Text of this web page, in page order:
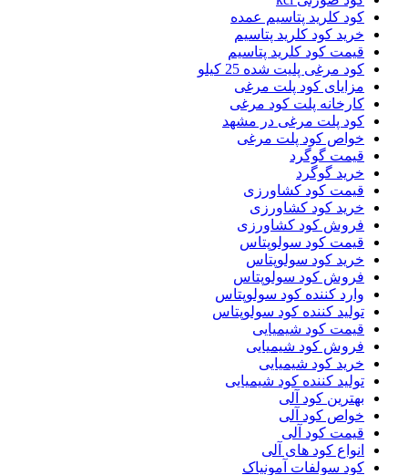
کود کلرید پتاسیم عمده
خرید کود کلرید پتاسیم
قیمت کود کلرید پتاسیم
کود مرغی پلیت شده 25 کیلو
مزایای کود پلت مرغی
کارخانه پلت کود مرغی
کود پلت مرغی در مشهد
خواص کود پلت مرغی
قیمت گوگرد
خرید گوگرد
قیمت کود کشاورزی
خرید کود کشاورزی
فروش کود کشاورزی
قیمت کود سولوپتاس
خرید کود سولوپتاس
فروش کود سولوپتاس
وارد کننده کود سولوپتاس
تولید کننده کود سولوپتاس
قیمت کود شیمیایی
فروش کود شیمیایی
خرید کود شیمیایی
تولید کننده کود شیمیایی
بهترین کود آلی
خواص کود آلی
قیمت کود آلی
انواع کود های آلی
کود سولفات آمونیاک